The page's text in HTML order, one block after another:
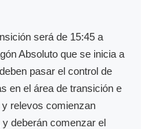
será de 15:45 a
Absoluto que se inicia a
pasar el control de
en el área de transición e
relevos comienzan
deberán comenzar el